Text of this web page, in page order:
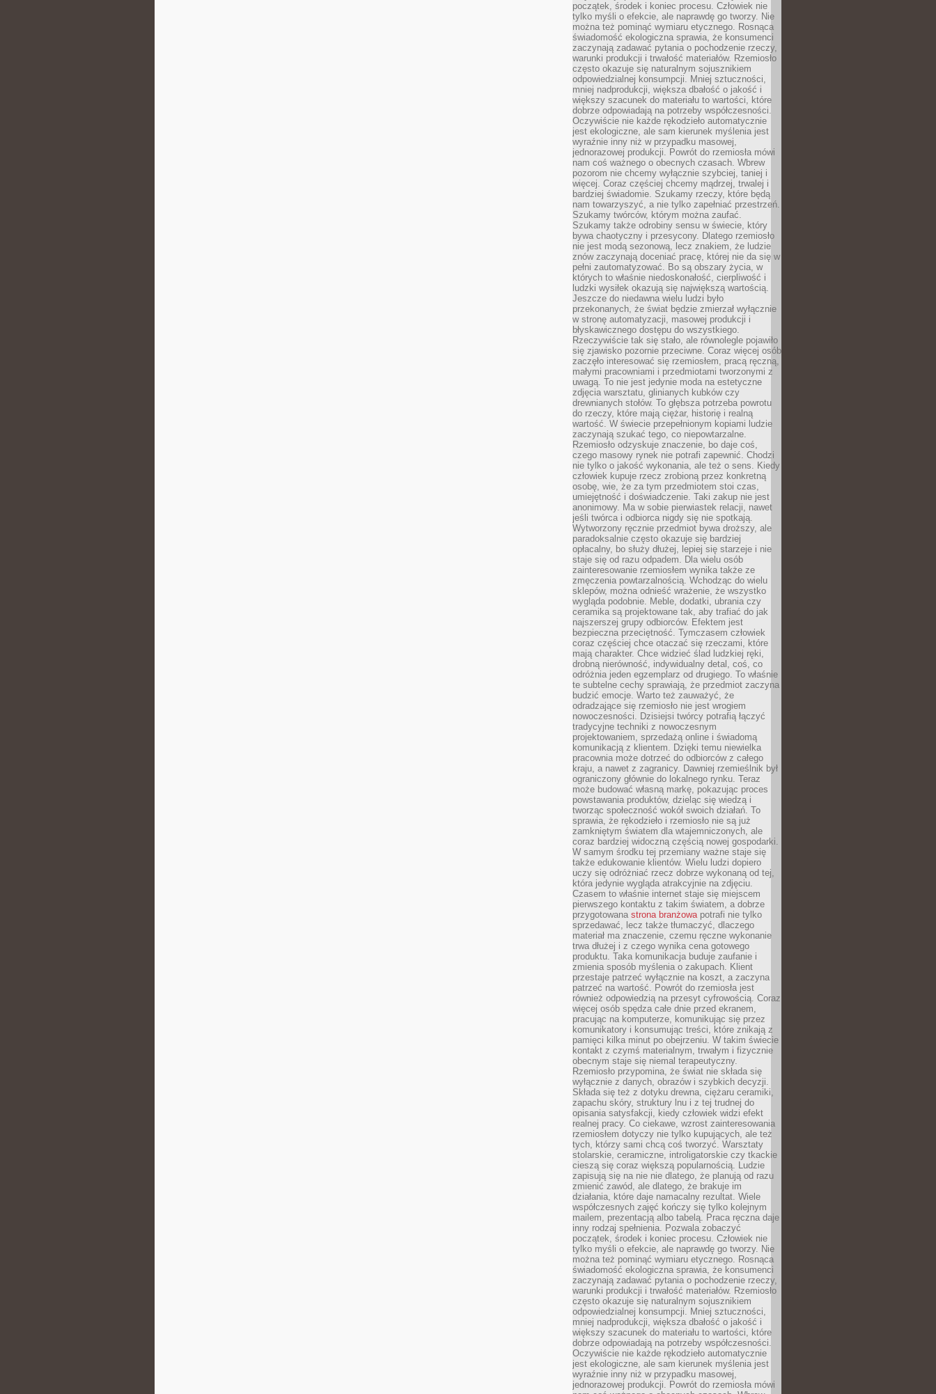
początek, środek i koniec procesu. Człowiek nie
tylko myśli o efekcie, ale naprawdę go tworzy. Nie
można też pominąć wymiaru etycznego. Rosnąca
świadomość ekologiczna sprawia, że konsumenci
zaczynają zadawać pytania o pochodzenie rzeczy,
warunki produkcji i trwałość materiałów. Rzemiosło
często okazuje się naturalnym sojusznikiem
odpowiedzialnej konsumpcji. Mniej sztuczności,
mniej nadprodukcji, większa dbałość o jakość i
większy szacunek do materiału to wartości, które
dobrze odpowiadają na potrzeby współczesności.
Oczywiście nie każde rękodzieło automatycznie
jest ekologiczne, ale sam kierunek myślenia jest
wyraźnie inny niż w przypadku masowej,
jednorazowej produkcji. Powrót do rzemiosła mówi
nam coś ważnego o obecnych czasach. Wbrew
pozorom nie chcemy wyłącznie szybciej, taniej i
więcej. Coraz częściej chcemy mądrzej, trwalej i
bardziej świadomie. Szukamy rzeczy, które będą
nam towarzyszyć, a nie tylko zapełniać przestrzeń.
Szukamy twórców, którym można zaufać.
Szukamy także odrobiny sensu w świecie, który
bywa chaotyczny i przesycony. Dlatego rzemiosło
nie jest modą sezonową, lecz znakiem, że ludzie
znów zaczynają doceniać pracę, której nie da się w
pełni zautomatyzować. Bo są obszary życia, w
których to właśnie niedoskonałość, cierpliwość i
ludzki wysiłek okazują się największą wartością.
Jeszcze do niedawna wielu ludzi było
przekonanych, że świat będzie zmierzał wyłącznie
w stronę automatyzacji, masowej produkcji i
błyskawicznego dostępu do wszystkiego.
Rzeczywiście tak się stało, ale równolegle pojawiło
się zjawisko pozornie przeciwne. Coraz więcej osób
zaczęło interesować się rzemiosłem, pracą ręczną,
małymi pracowniami i przedmiotami tworzonymi z
uwagą. To nie jest jedynie moda na estetyczne
zdjęcia warsztatu, glinianych kubków czy
drewnianych stołów. To głębsza potrzeba powrotu
do rzeczy, które mają ciężar, historię i realną
wartość. W świecie przepełnionym kopiami ludzie
zaczynają szukać tego, co niepowtarzalne.
Rzemiosło odzyskuje znaczenie, bo daje coś,
czego masowy rynek nie potrafi zapewnić. Chodzi
nie tylko o jakość wykonania, ale też o sens. Kiedy
człowiek kupuje rzecz zrobioną przez konkretną
osobę, wie, że za tym przedmiotem stoi czas,
umiejętność i doświadczenie. Taki zakup nie jest
anonimowy. Ma w sobie pierwiastek relacji, nawet
jeśli twórca i odbiorca nigdy się nie spotkają.
Wytworzony ręcznie przedmiot bywa droższy, ale
paradoksalnie często okazuje się bardziej
opłacalny, bo służy dłużej, lepiej się starzeje i nie
staje się od razu odpadem. Dla wielu osób
zainteresowanie rzemiosłem wynika także ze
zmęczenia powtarzalnością. Wchodząc do wielu
sklepów, można odnieść wrażenie, że wszystko
wygląda podobnie. Meble, dodatki, ubrania czy
ceramika są projektowane tak, aby trafiać do jak
najszerszej grupy odbiorców. Efektem jest
bezpieczna przeciętność. Tymczasem człowiek
coraz częściej chce otaczać się rzeczami, które
mają charakter. Chce widzieć ślad ludzkiej ręki,
drobną nierówność, indywidualny detal, coś, co
odróżnia jeden egzemplarz od drugiego. To właśnie
te subtelne cechy sprawiają, że przedmiot zaczyna
budzić emocje. Warto też zauważyć, że
odradzające się rzemiosło nie jest wrogiem
nowoczesności. Dzisiejsi twórcy potrafią łączyć
tradycyjne techniki z nowoczesnym
projektowaniem, sprzedażą online i świadomą
komunikacją z klientem. Dzięki temu niewielka
pracownia może dotrzeć do odbiorców z całego
kraju, a nawet z zagranicy. Dawniej rzemieślnik był
ograniczony głównie do lokalnego rynku. Teraz
może budować własną markę, pokazując proces
powstawania produktów, dzieląc się wiedzą i
tworząc społeczność wokół swoich działań. To
sprawia, że rękodzieło i rzemiosło nie są już
zamkniętym światem dla wtajemniczonych, ale
coraz bardziej widoczną częścią nowej gospodarki.
W samym środku tej przemiany ważne staje się
także edukowanie klientów. Wielu ludzi dopiero
uczy się odróżniać rzecz dobrze wykonaną od tej,
która jedynie wygląda atrakcyjnie na zdjęciu.
Czasem to właśnie internet staje się miejscem
pierwszego kontaktu z takim światem, a dobrze
przygotowana strona branżowapotrafi nie tylko
sprzedawać, lecz także tłumaczyć, dlaczego
materiał ma znaczenie, czemu ręczne wykonanie
trwa dłużej i z czego wynika cena gotowego
produktu. Taka komunikacja buduje zaufanie i
zmienia sposób myślenia o zakupach. Klient
przestaje patrzeć wyłącznie na koszt, a zaczyna
patrzeć na wartość. Powrót do rzemiosła jest
również odpowiedzią na przesyt cyfrowością. Coraz
więcej osób spędza całe dnie przed ekranem,
pracując na komputerze, komunikując się przez
komunikatory i konsumując treści, które znikają z
pamięci kilka minut po obejrzeniu. W takim świecie
kontakt z czymś materialnym, trwałym i fizycznie
obecnym staje się niemal terapeutyczny.
Rzemiosło przypomina, że świat nie składa się
wyłącznie z danych, obrazów i szybkich decyzji.
Składa się też z dotyku drewna, ciężaru ceramiki,
zapachu skóry, struktury lnu i z tej trudnej do
opisania satysfakcji, kiedy człowiek widzi efekt
realnej pracy. Co ciekawe, wzrost zainteresowania
rzemiosłem dotyczy nie tylko kupujących, ale też
tych, którzy sami chcą coś tworzyć. Warsztaty
stolarskie, ceramiczne, introligatorskie czy tkackie
cieszą się coraz większą popularnością. Ludzie
zapisują się na nie nie dlatego, że planują od razu
zmienić zawód, ale dlatego, że brakuje im
działania, które daje namacalny rezultat. Wiele
współczesnych zajęć kończy się tylko kolejnym
mailem, prezentacją albo tabelą. Praca ręczna daje
inny rodzaj spełnienia. Pozwala zobaczyć
początek, środek i koniec procesu. Człowiek nie
tylko myśli o efekcie, ale naprawdę go tworzy. Nie
można też pominąć wymiaru etycznego. Rosnąca
świadomość ekologiczna sprawia, że konsumenci
zaczynają zadawać pytania o pochodzenie rzeczy,
warunki produkcji i trwałość materiałów. Rzemiosło
często okazuje się naturalnym sojusznikiem
odpowiedzialnej konsumpcji. Mniej sztuczności,
mniej nadprodukcji, większa dbałość o jakość i
większy szacunek do materiału to wartości, które
dobrze odpowiadają na potrzeby współczesności.
Oczywiście nie każde rękodzieło automatycznie
jest ekologiczne, ale sam kierunek myślenia jest
wyraźnie inny niż w przypadku masowej,
jednorazowej produkcji. Powrót do rzemiosła mówi